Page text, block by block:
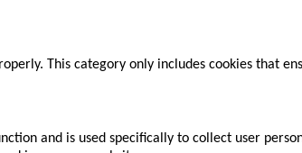
This category only includes cookies that
and is used specifically to collect user